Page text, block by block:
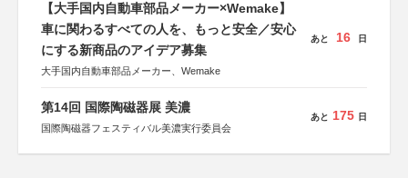
【大手国内自動車部品メーカー×Wemake】
車に関わるすべての人を、もっと安全／安心
にする新商品のアイデア募集
大手国内自動車部品メーカー、Wemake
あと 16 日
第14回 国際陶磁器展 美濃
国際陶磁器フェスティバル美濃実行委員会
あと 175 日